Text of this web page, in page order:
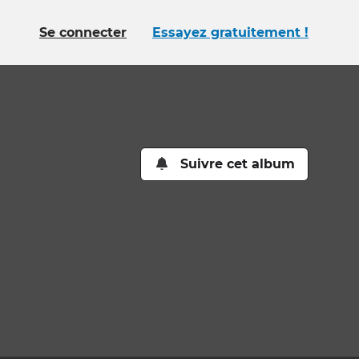
Se connecter Essayez gratuitement !
Suivre cet album